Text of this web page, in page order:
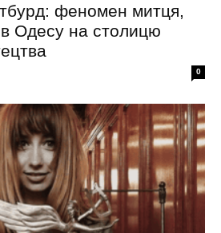
феномен митця,
Одесу на столицю
0